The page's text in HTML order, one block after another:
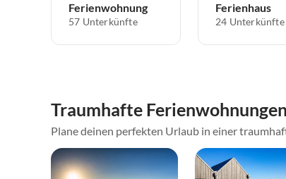
Ferienwohnung
57 Unterkünfte
Ferienhaus
24 Unterkünfte
Traumhafte
Plane deinen perfekten Urlaub in einer